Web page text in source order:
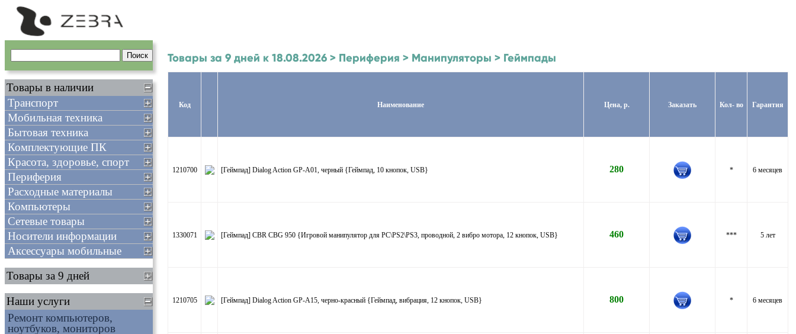
Товары за 9 дней к 18.08.2026 > Периферия > Манипуляторы > Геймпады
Код Наименование Цена, р. Заказать Кол- во Гарантия
1210700 [Геймпад] Dialog Action GP-A01, черный {Геймпад, 10 кнопок, USB} 280 * 6 месяцев
1330071 [Геймпад] CBR CBG 950 {Игровой манипулятор для PC\PS2\PS3, проводной, 2 вибро мотора, 12 кнопок, USB} 460 *** 5 лет
1210705 [Геймпад] Dialog Action GP-A15, черно-красный {Геймпад, вибрация, 12 кнопок, USB} 800 * 6 месяцев
Товары в наличии
Транспорт
Мобильная техника
Бытовая техника
Комплектующие ПК
Красота, здоровье, спорт
Периферия
Расходные материалы
Компьютеры
Сетевые товары
Носители информации
Аксессуары мобильные
Товары за 9 дней
Наши услуги
Ремонт компьютеров,
ноутбуков, мониторов